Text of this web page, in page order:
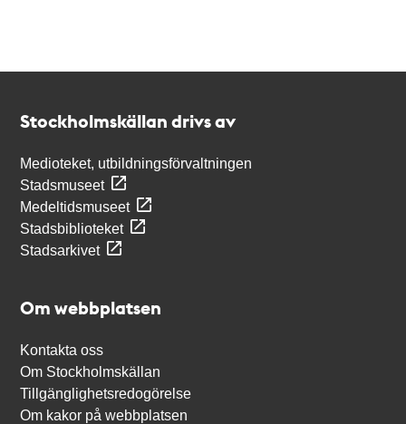
Stockholmskällan drivs av
Medioteket, utbildningsförvaltningen
Stadsmuseet
Medeltidsmuseet
Stadsbiblioteket
Stadsarkivet
Om webbplatsen
Kontakta oss
Om Stockholmskällan
Tillgänglighetsredogörelse
Om kakor på webbplatsen